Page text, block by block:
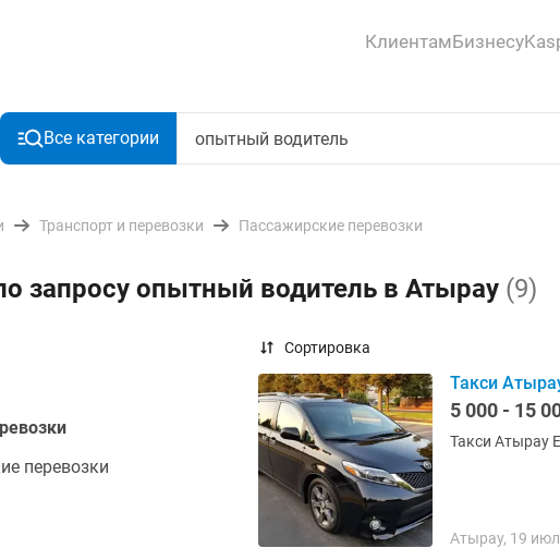
КлиентамБизнесу
Все категории
Транспорт и перевозки Пассажирские перевозки
запросу опытный водитель в Атырау (9)
перевозки
Сортировка
Такси
5 000 - 15
Такси Атырау
Атырау, 19